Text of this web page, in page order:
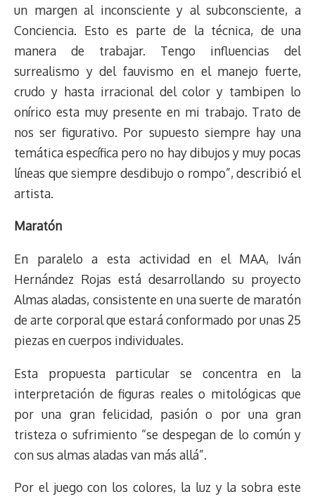
un margen al inconsciente y al subconsciente, a
Conciencia. Esto es parte de la técnica, de una
manera de trabajar. Tengo influencias del
surrealismo y del fauvismo en el manejo fuerte,
crudo y hasta irracional del color y tambipen lo
onírico esta muy presente en mi trabajo. Trato de
nos ser figurativo. Por supuesto siempre hay una
temática específica pero no hay dibujos y muy pocas
líneas que siempre desdibujo o rompo”, describió el
artista.
Maratón
En paralelo a esta actividad en el MAA, Iván
Hernández Rojas está desarrollando su proyecto
Almas aladas, consistente en una suerte de maratón
de arte corporal que estará conformado por unas 25
piezas en cuerpos individuales.
Esta propuesta particular se concentra en la
interpretación de figuras reales o mitológicas que
por una gran felicidad, pasión o por una gran
tristeza o sufrimiento “se despegan de lo común y
con sus almas aladas van más allá”.
Por el juego con los colores, la luz y la sobra este